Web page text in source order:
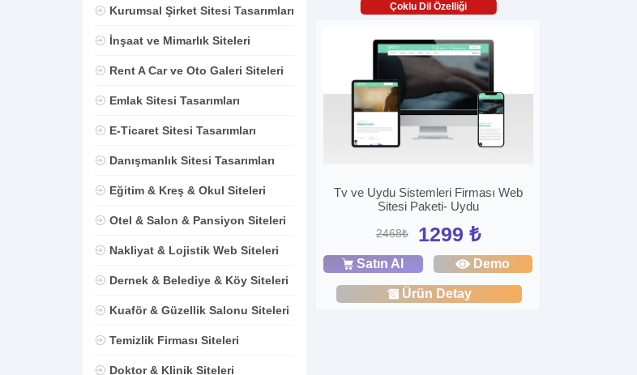
Kurumsal Şirket Sitesi Tasarımları
İnşaat ve Mimarlık Siteleri
Rent A Car ve Oto Galeri Siteleri
Emlak Sitesi Tasarımları
E-Ticaret Sitesi Tasarımları
Danışmanlık Sitesi Tasarımları
Eğitim & Kreş & Okul Siteleri
Otel & Salon & Pansiyon Siteleri
Nakliyat & Lojistik Web Siteleri
Dernek & Belediye & Köy Siteleri
Kuaför & Güzellik Salonu Siteleri
Temizlik Firması Siteleri
Doktor & Klinik Siteleri
Çoklu Dil Özelliği
Tv ve Uydu Sistemleri Firması Web
Sitesi Paketi- Uydu
2468₺ 1299 ₺
Satın Al Demo
Ürün Detay